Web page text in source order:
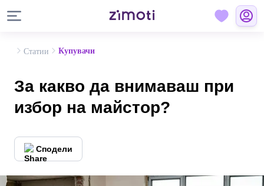
Статии Купувачи
За какво да внимаваш при
избор на майстор?
Сподели